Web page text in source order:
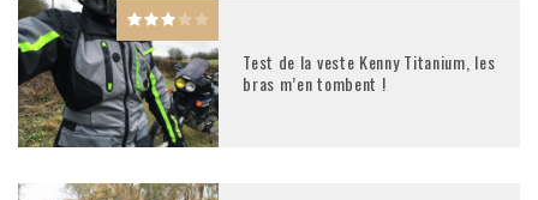
Test de la veste Kenny Titanium, les
bras m’en tombent !